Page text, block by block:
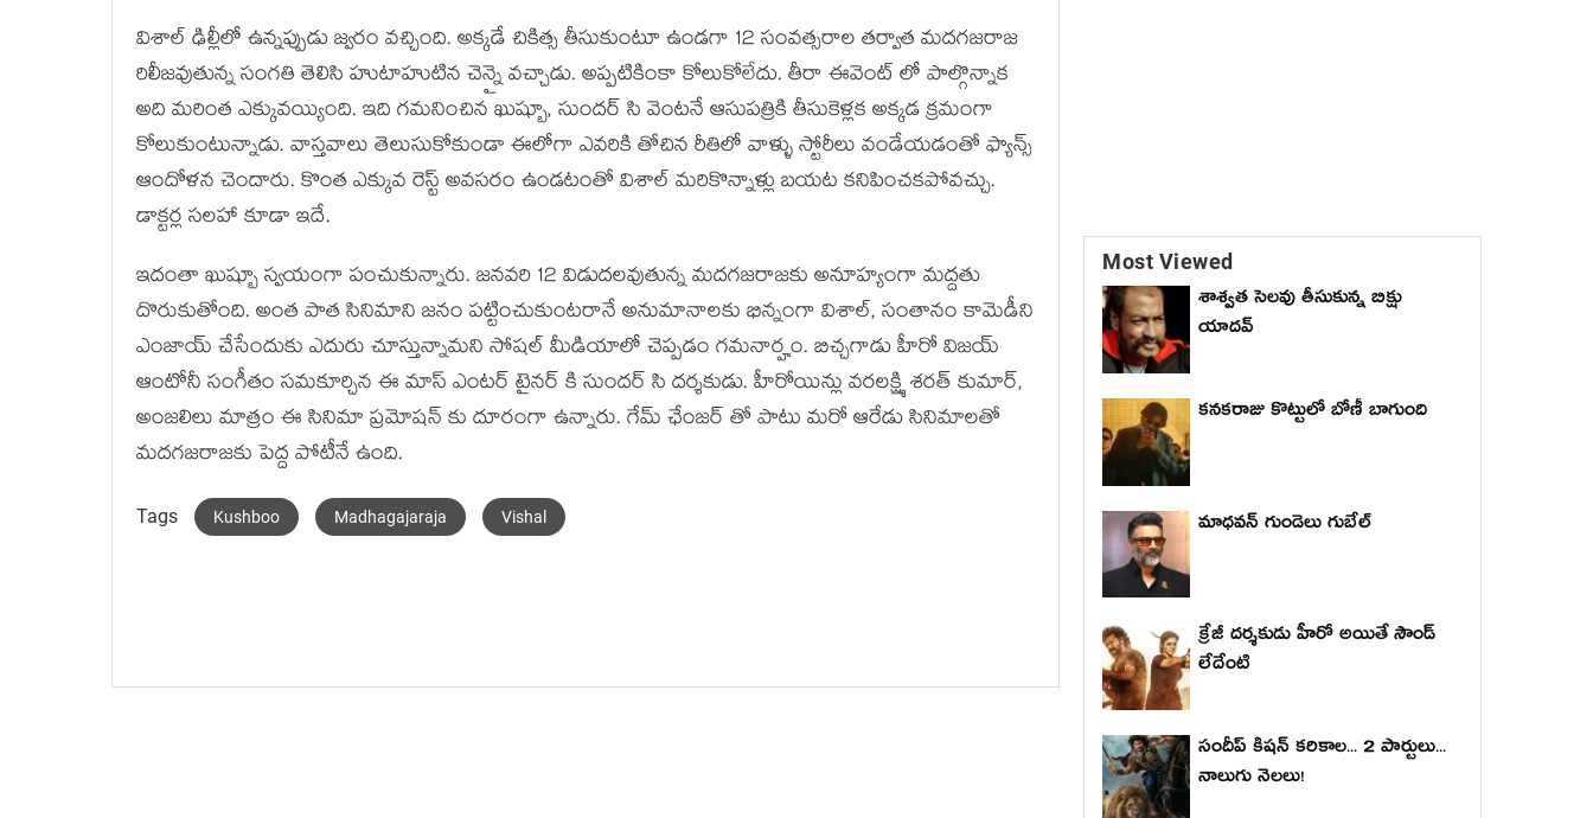
విశాల్ ఢిల్లీలో ఉన్నప్పుడు జ్వరం వచ్చింది. అక్కడే చికిత్స తీసుకుంటూ ఉండగా 12 సంవత్సరాల తర్వాత మదగజరాజ
రిలీజవుతున్న సంగతి తెలిసి హుటాహుటిన చెన్నై వచ్చాడు. అప్పటికింకా కోలుకోలేదు. తీరా ఈవెంట్ లో పాల్గొన్నాక
అది మరింత ఎక్కువయ్యింది. ఇది గమనించిన ఖుష్బూ, సుందర్ సి వెంటనే ఆసుపత్రికి తీసుకెళ్లక అక్కడ క్రమంగా
కోలుకుంటున్నాడు. వాస్తవాలు తెలుసుకోకుండా ఈలోగా ఎవరికి తోచిన రీతిలో వాళ్ళు స్టోరీలు వండేయడంతో ఫ్యాన్స్
ఆందోళన చెందారు. కొంత ఎక్కువ రెస్ట్ అవసరం ఉండటంతో విశాల్ మరికొన్నాళ్లు బయట కనిపించకపోవచ్చు.
డాక్టర్ల సలహా కూడా ఇదే.
ఇదంతా ఖుష్బూ స్వయంగా పంచుకున్నారు. జనవరి 12 విడుదలవుతున్న మదగజరాజకు అనూహ్యంగా మద్దతు
దొరుకుతోంది. అంత పాత సినిమాని జనం పట్టించుకుంటరానే అనుమానాలకు భిన్నంగా విశాల్, సంతానం కామెడీని
ఎంజాయ్ చేసేందుకు ఎదురు చూస్తున్నామని సోషల్ మీడియాలో చెప్పడం గమనార్హం. బిచ్చగాడు హీరో విజయ్
ఆంటోనీ సంగీతం సమకూర్చిన ఈ మాస్ ఎంటర్ టైనర్ కి సుందర్ సి దర్శకుడు. హీరోయిన్లు వరలక్ష్మి శరత్ కుమార్,
అంజలిలు మాత్రం ఈ సినిమా ప్రమోషన్ కు దూరంగా ఉన్నారు. గేమ్ ఛేంజర్ తో పాటు మరో ఆరేడు సినిమాలతో
మదగజరాజకు పెద్ద పోటీనే ఉంది.
Tags Kushboo Madhagajaraja Vishal
Most Viewed
శాశ్వత సెలవు తీసుకున్న బిక్షు
యాదవ్
కనకరాజు కొట్టులో బోణీ బాగుంది
మాధ‌వ‌న్ గుండెలు గుబేల్‌
క్రేజీ దర్శకుడు హీరో అయితే సౌండ్
లేదేంటి
సందీప్ కిషన్ కరికాల... 2 పార్టులు...
నాలుగు నెలలు!